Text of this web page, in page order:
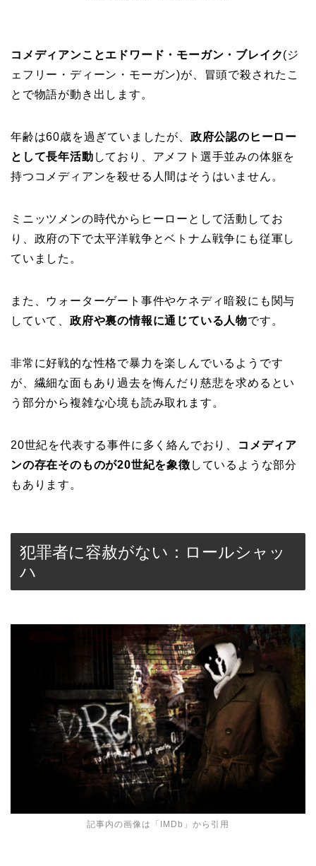
コメディアンことエドワード・モーガン・ブレイク(ジ
ェフリー・ディーン・モーガン)が、冒頭で殺されたこ
とで物語が動き出します。
年齢は60歳を過ぎていましたが、 政府公認のヒーロー
として長年活動 しており、アメフト選手並みの体躯を
持つコメディアンを殺せる人間はそうはいません。
ミニッツメンの時代からヒーローとして活動してお
り、政府の下で太平洋戦争とベトナム戦争にも従軍し
ていました。
また、ウォーターゲート事件やケネディ暗殺にも関与
していて、 政府や裏の情報に通じている人物です。
非常に好戦的な性格で暴力を楽しんでいるようです
が、繊細な面もあり過去を悔んだり慈悲を求めるとい
う部分から複雑な心境も読み取れます。
20世紀を代表する事件に多く絡んでおり、
コメディア
ンの存在そのものが20世紀を象徴 しているような部分
もあります。
犯罪者に容赦がない：ロールシャッ
ハ
記事内の画像は「 IMDb 」から引用